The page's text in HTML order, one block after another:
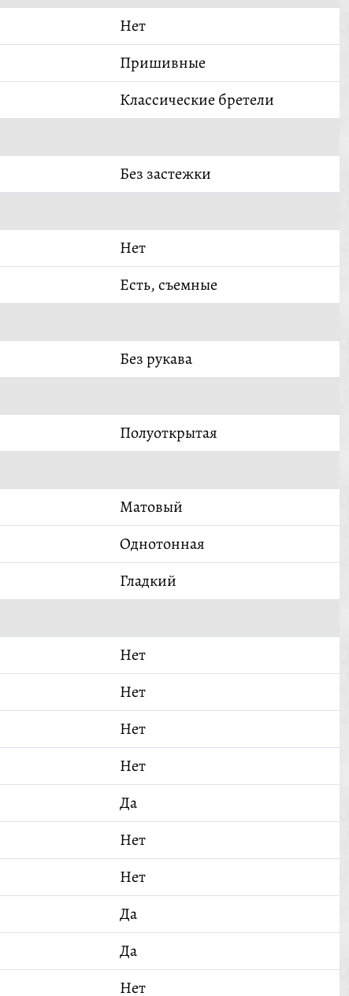
Нет
Пришивные
Классические бретели
Без застежки
Нет
Есть, съемные
Без рукава
Полуоткрытая
Матовый
Однотонная
Гладкий
Нет
Нет
Нет
Нет
Да
Нет
Нет
Да
Да
Нет